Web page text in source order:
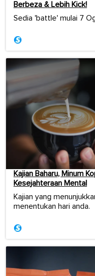
Berbeza & Lebih Kick!
Sedia 'battle' mulai 7
Kajian Baharu, Minum
Kesejahteraan Mental
Kajian yang
menentukan hari anda.